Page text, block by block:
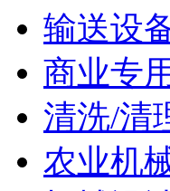
输送设
商业专
清洗/清
农业机